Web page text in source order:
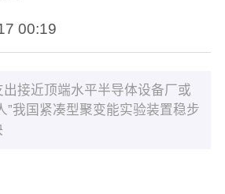
00:19
出接近顶端水平半导体设备厂或
”我国紧凑型聚变能实验装置稳步